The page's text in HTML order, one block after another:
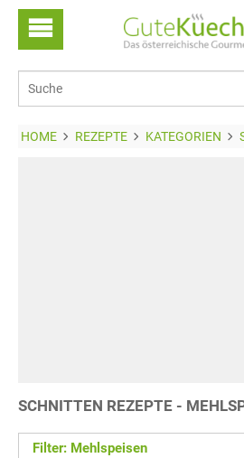
HOME REZEPTE KATEGORIEN
SCHNITTEN REZEPTE -
Filter: Mehlspeisen